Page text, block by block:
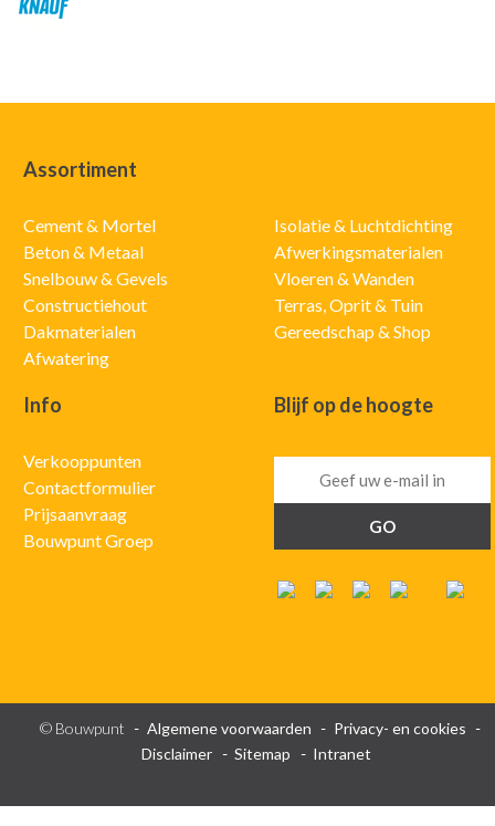
Assortiment
Cement & Mortel
Beton & Metaal
Snelbouw & Gevels
Constructiehout
Dakmaterialen
Afwatering
Isolatie & Luchtdichting
Afwerkingsmaterialen
Vloeren & Wanden
Terras, Oprit & Tuin
Gereedschap & Shop
Info
Verkooppunten
Contactformulier
Prijsaanvraag
Bouwpunt Groep
Blijf op de hoogte
© Bouwpunt Algemene voorwaarden
Privacy- en cookies
Disclaimer
Sitemap Intranet